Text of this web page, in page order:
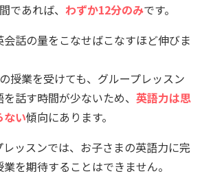
であれば、 わずか12分のみです。
話の量をこなせばこなすほど伸びま
授業を受けても、グループレッスン
話す時間が少ないため、 英語力は思
ない傾向にあります。
レッスンでは、お子さまの英語力に完
を期待することはできません。